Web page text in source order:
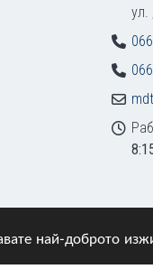
най-доброто
ул.